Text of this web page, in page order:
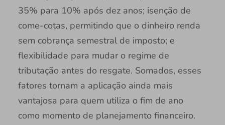
35% para 10% após dez anos; isenção de
come-cotas, permitindo que o dinheiro renda
sem cobrança semestral de imposto; e
flexibilidade para mudar o regime de
tributação antes do resgate. Somados, esses
fatores tornam a aplicação ainda mais
vantajosa para quem utiliza o fim de ano
como momento de planejamento financeiro.